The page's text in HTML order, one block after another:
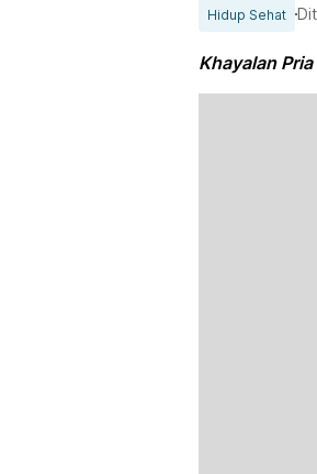
Hidup Sehat
Khayalan